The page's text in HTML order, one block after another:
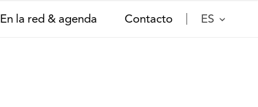
En la red & agenda Contacto ES